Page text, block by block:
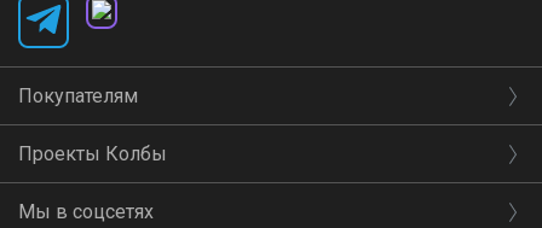
Покупателям
Проекты Колбы
Мы в соцсетях